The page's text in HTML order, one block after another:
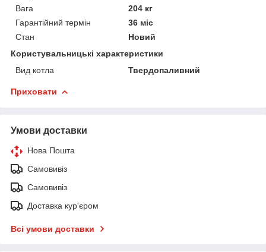
Вага
204 кг
Гарантійний термін
36 міс
Стан
Новий
Користувальницькі характеристики
Вид котла
Твердопаливний
Приховати
Умови доставки
Нова Пошта
Самовивіз
Самовивіз
Доставка кур'єром
Всі умови доставки